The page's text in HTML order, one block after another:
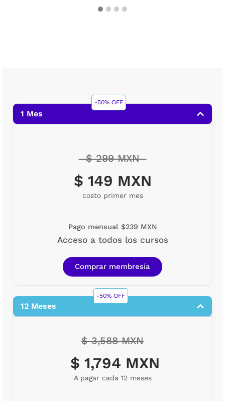
-50% OFF
1 Mes
$ 299 MXN
$ 149 MXN
costo primer mes
Pago mensual $239 MXN
Acceso a todos los cursos
Comprar membresía
-50% OFF
12 Meses
$ 3,588 MXN
$ 1,794 MXN
A pagar cada 12 meses